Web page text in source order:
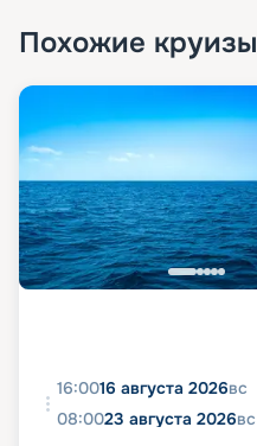
Похожие круизы
16:0016 августа 2026вс
08:0023 августа 2026вс